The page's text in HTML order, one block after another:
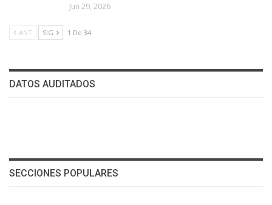
Jun 29, 2026
ANT SIG 1 De 34
DATOS AUDITADOS
SECCIONES POPULARES